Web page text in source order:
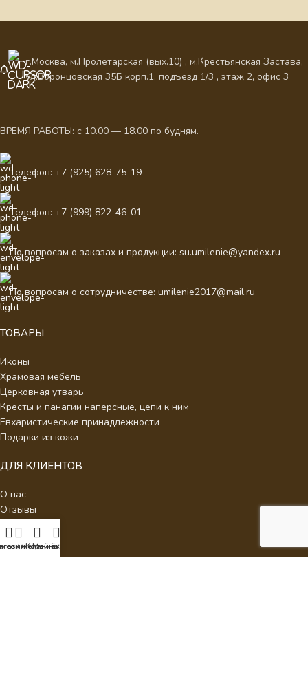
г.Москва, м.Пролетарская (вых.10) , м.Крестьянская Застава,
ул.Воронцовская 35Б корп.1, подъезд 1/3 , этаж 2, офис 3
ВРЕМЯ РАБОТЫ: с 10.00 — 18.00 по будням.
Телефон: +7 (925) 628-75-19
Телефон: +7 (999) 822-46-01
По вопросам о заказах и продукции: su.umilenie@yandex.ru
По вопросам о сотрудничестве: umilenie2017@mail.ru
ТОВАРЫ
Иконы
Храмовая мебель
Церковная утварь
Кресты и панагии наперсные, цепи к ним
Евхаристические принадлежности
Подарки из кожи
ДЛЯ КЛИЕНТОВ
О нас
Отзывы
Новости
Каталог
Контакты
желаний
Корзина
Мой аккаунт